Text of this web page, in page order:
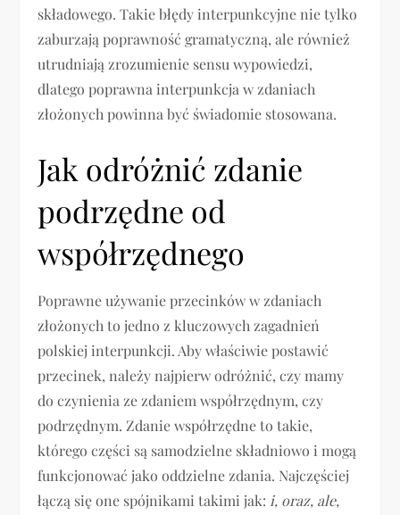
składowego. Takie błędy interpunkcyjne nie tylko
zaburzają poprawność gramatyczną, ale również
utrudniają zrozumienie sensu wypowiedzi,
dlatego poprawna interpunkcja w zdaniach
złożonych powinna być świadomie stosowana.
Jak odróżnić zdanie
podrzędne od
współrzędnego
Poprawne używanie przecinków w zdaniach
złożonych to jedno z kluczowych zagadnień
polskiej interpunkcji. Aby właściwie postawić
przecinek, należy najpierw odróżnić, czy mamy
do czynienia ze zdaniem współrzędnym, czy
podrzędnym. Zdanie współrzędne to takie,
którego części są samodzielne składniowo i mogą
funkcjonować jako oddzielne zdania. Najczęściej
łączą się one spójnikami takimi jak: i, oraz, ale,